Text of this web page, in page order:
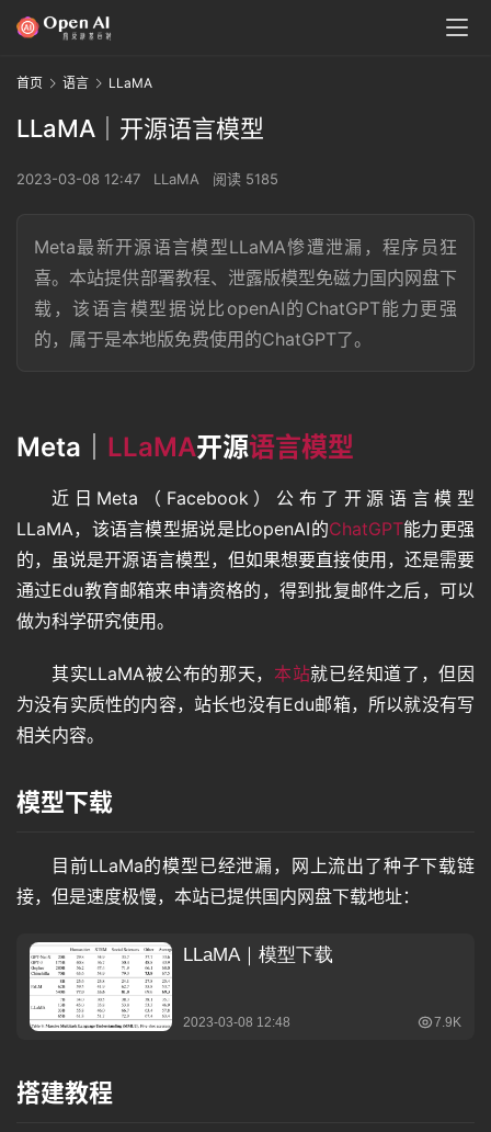
首页 语言 LLaMA
LLaMA｜开源语言模型
2023-03-08 12:47 LLaMA 阅读 5185
Meta最新开源语言模型LLaMA惨遭泄漏，程序员狂
喜。本站提供部署教程、泄露版模型免磁力国内网盘下
载，该语言模型据说比openAI的ChatGPT能力更强
的，属于是本地版免费使用的ChatGPT了。
Meta｜ LLaMA开源语言模型
近日Meta（Facebook）公布了开源语言模型
LLaMA，该语言模型据说是比openAI的ChatGPT能力更强
的，虽说是开源语言模型，但如果想要直接使用，还是需要
通过Edu教育邮箱来申请资格的，得到批复邮件之后，可以
做为科学研究使用。
其实LLaMA被公布的那天， 本站就已经知道了，但因
为没有实质性的内容，站长也没有Edu邮箱，所以就没有写
相关内容。
模型下载
目前LLaMa的模型已经泄漏，网上流出了种子下载链
接，但是速度极慢，本站已提供国内网盘下载地址：
搭建教程